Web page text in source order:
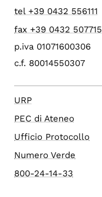
tel +39 0432 556111
fax +39 0432 507715
p.iva 01071600306
c.f. 80014550307
URP
PEC di Ateneo
Ufficio Protocollo
Numero Verde
800-24-14-33